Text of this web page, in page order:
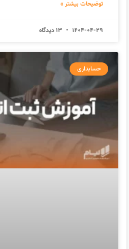
توضیحات بیشتر »
1404-04-29
حسابداری